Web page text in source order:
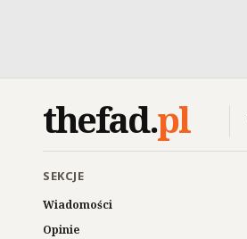
thefad.pl
SEKCJE
Wiadomości
Opinie